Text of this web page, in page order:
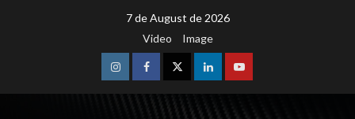
7 de August de 2026
Video
Image
InstagramFacebookTwitterLinkedinYoutube